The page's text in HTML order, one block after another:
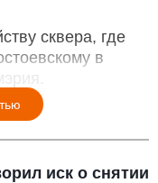
сквера, где
в
иск о снятии